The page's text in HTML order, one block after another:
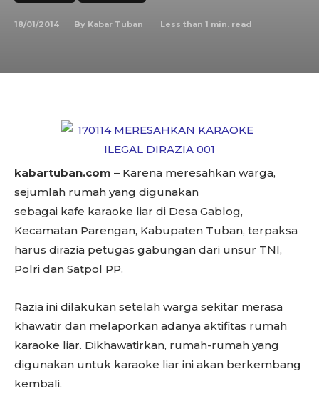
18/01/2014 By Kabar Tuban Less than 1 min. read
kabartuban.com – Karena meresahkan warga,
sejumlah rumah yang digunakan
sebagai kafe karaoke liar di Desa Gablog,
Kecamatan Parengan, Kabupaten Tuban, terpaksa
harus dirazia petugas gabungan dari unsur TNI,
Polri dan Satpol PP.
Razia ini dilakukan setelah warga sekitar merasa
khawatir dan melaporkan adanya aktifitas rumah
karaoke liar. Dikhawatirkan, rumah-rumah yang
digunakan untuk karaoke liar ini akan berkembang
kembali.